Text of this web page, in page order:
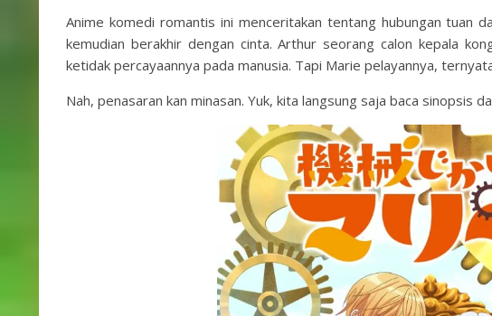
Anime komedi romantis ini menceritakan tentang hubungan tuan
kemudian berakhir dengan cinta. Arthur seorang calon kepala
ketidak percayaannya pada manusia. Tapi Marie pelayannya,
Nah, penasaran kan minasan. Yuk, kita langsung saja baca sinopsis